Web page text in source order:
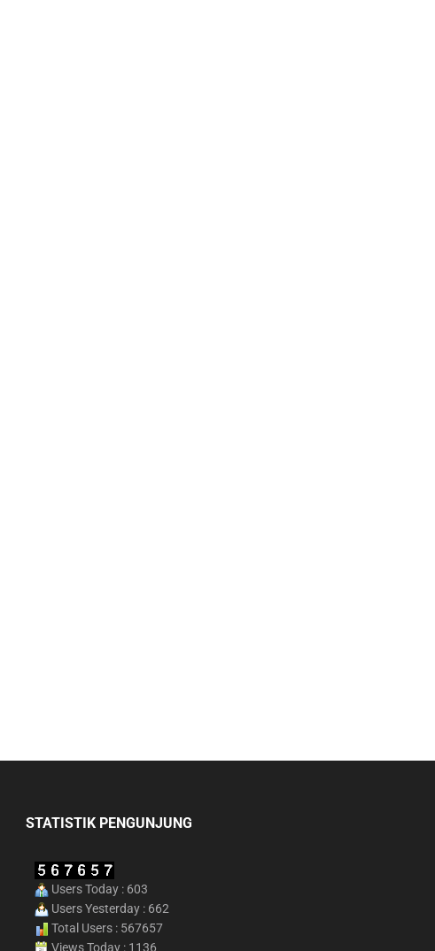
STATISTIK PENGUNJUNG
Users Today : 603
Users Yesterday : 662
Total Users : 567657
Views Today : 1136